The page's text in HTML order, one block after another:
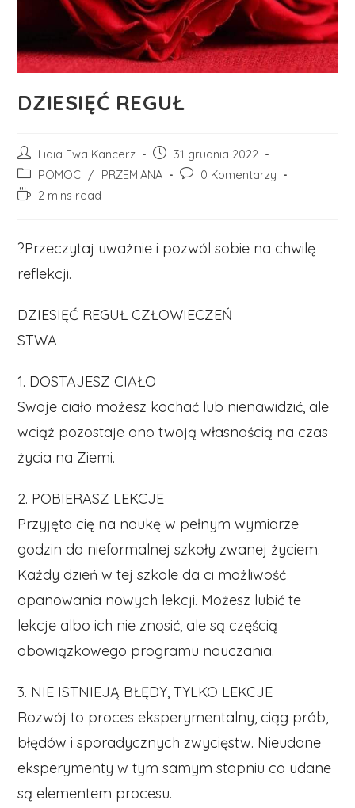
DZIESIĘĆ REGUŁ
Post
author:
Lidia Ewa Kancerz
Post
published:
31 grudnia 2022
Post
category:
POMOC / PRZEMIANA
Post0 Komentarzy
Reading2 mins read
?Przeczytaj uważnie i pozwól sobie na chwilę
reflekcji.
DZIESIĘĆ REGUŁ CZŁOWIECZEŃ
STWA
1. DOSTAJESZ CIAŁO
Swoje ciało możesz kochać lub nienawidzić, ale
wciąż pozostaje ono twoją własnością na czas
życia na Ziemi.
2. POBIERASZ LEKCJE
Przyjęto cię na naukę w pełnym wymiarze
godzin do nieformalnej szkoły zwanej życiem.
Każdy dzień w tej szkole da ci możliwość
opanowania nowych lekcji. Możesz lubić te
lekcje albo ich nie znosić, ale są częścią
obowiązkowego programu nauczania.
3. NIE ISTNIEJĄ BŁĘDY, TYLKO LEKCJE
Rozwój to proces eksperymentalny, ciąg prób,
błędów i sporadycznych zwycięstw. Nieudane
eksperymenty w tym samym stopniu co udane
są elementem procesu.